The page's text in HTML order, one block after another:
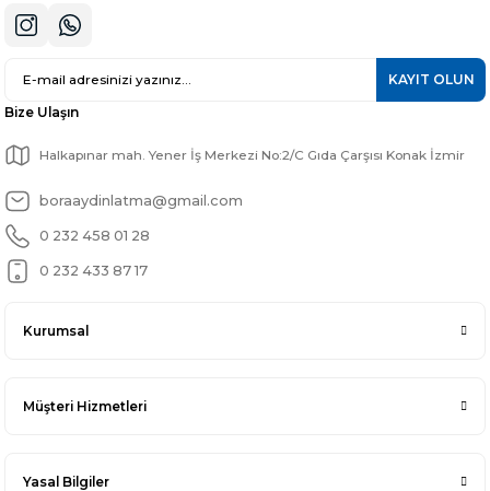
KAYIT OLUN
Bize Ulaşın
Halkapınar mah. Yener İş Merkezi No:2/C Gıda Çarşısı Konak İzmir
boraaydinlatma@gmail.com
0 232 458 01 28
0 232 433 87 17
Kurumsal
Müşteri Hizmetleri
Yasal Bilgiler